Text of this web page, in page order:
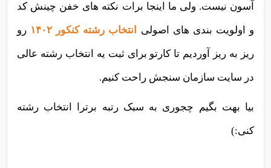
آسون نیست. ولی ما اینجا برات نکته های خفن چینش کد
و اولویت بندی های اصولی انتخاب رشته کنکور ۱۴۰۲ رو
ریز به ریز آوردیم تا کارتو برای ثبت یه انتخاب رشته عالی
در سایت سازمان سنجش راحت کنیم.
بیا بهت بگیم چجوری به سبک رتبه برترا انتخاب رشته
کنی:)